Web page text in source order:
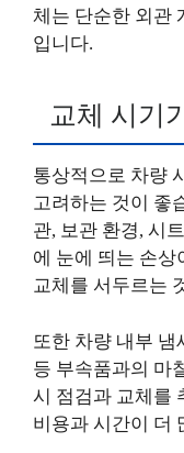
체는 단순한 외관
입니다.
교체 시기
통상적으로 차량
고려하는 것이 좋
관, 보관 환경, 시
에 눈에 띄는 손상
교체를 서두르는
또한 차량 내부 냄
등 부속품과의 마
시 점검과 교체를
비용과 시간이 더